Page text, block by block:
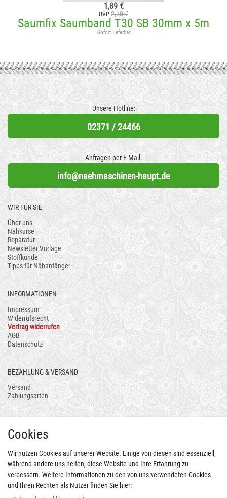
1,89 €
UVP:2,10 €
Saumfix Saumband T30 SB 30mm x 5m
Sofort lieferbar
Unsere Hotline:
02371 / 24466
Anfragen per E-Mail:
info@naehmaschinen-haupt.de
WIR FÜR SIE
Über uns
Nähkurse
Reparatur
Newsletter Vorlage
Stoffkunde
Tipps für Nähanfänger
INFORMATIONEN
Impressum
Widerrufsrecht
Vertrag widerrufen
AGB
Datenschutz
BEZAHLUNG & VERSAND
Versand
Zahlungsarten
Cookies
Wir nutzen Cookies auf unserer Website. Einige von diesen sind essenziell,
während andere uns helfen, diese Website und Ihre Erfahrung zu
verbessern. Weitere Informationen zu den von uns verwendeten Cookies
und Ihren Rechten als Nutzer finden Sie hier: